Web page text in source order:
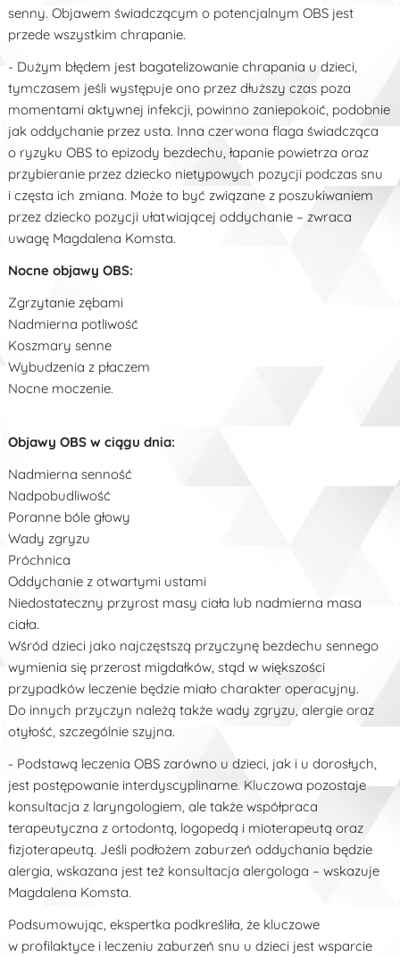
senny. Objawem świadczącym o potencjalnym OBS jest
przede wszystkim chrapanie.
- Dużym błędem jest bagatelizowanie chrapania u dzieci,
tymczasem jeśli występuje ono przez dłuższy czas poza
momentami aktywnej infekcji, powinno zaniepokoić, podobnie
jak oddychanie przez usta. Inna czerwona flaga świadcząca
o ryzyku OBS to epizody bezdechu, łapanie powietrza oraz
przybieranie przez dziecko nietypowych pozycji podczas snu
i częsta ich zmiana. Może to być związane z poszukiwaniem
przez dziecko pozycji ułatwiającej oddychanie – zwraca
uwagę Magdalena Komsta.
Nocne objawy OBS:
Zgrzytanie zębami
Nadmierna potliwość
Koszmary senne
Wybudzenia z płaczem
Nocne moczenie.
Objawy OBS w ciągu dnia:
Nadmierna senność
Nadpobudliwość
Poranne bóle głowy
Wady zgryzu
Próchnica
Oddychanie z otwartymi ustami
Niedostateczny przyrost masy ciała lub nadmierna masa
ciała.
Wśród dzieci jako najczęstszą przyczynę bezdechu sennego
wymienia się przerost migdałków, stąd w większości
przypadków leczenie będzie miało charakter operacyjny.
Do innych przyczyn należą także wady zgryzu, alergie oraz
otyłość, szczególnie szyjna.
- Podstawą leczenia OBS zarówno u dzieci, jak i u dorosłych,
jest postępowanie interdyscyplinarne. Kluczowa pozostaje
konsultacja z laryngologiem, ale także współpraca
terapeutyczna z ortodontą, logopedą i mioterapeutą oraz
fizjoterapeutą. Jeśli podłożem zaburzeń oddychania będzie
alergia, wskazana jest też konsultacja alergologa – wskazuje
Magdalena Komsta.
Podsumowując, ekspertka podkreśliła, że kluczowe
w profilaktyce i leczeniu zaburzeń snu u dzieci jest wsparcie